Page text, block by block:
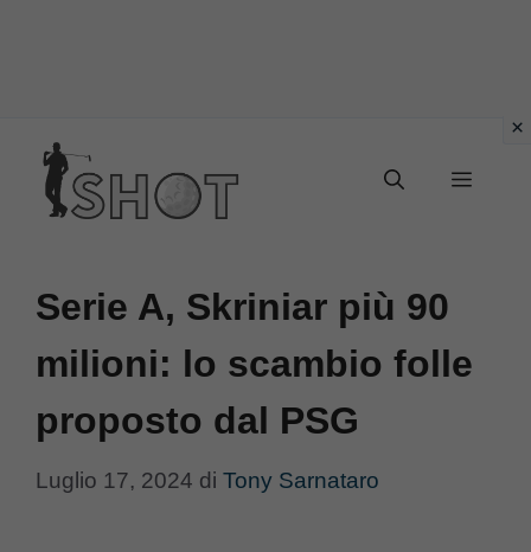
contenuto
Menu
Serie A, Skriniar più 90
milioni: lo scambio folle
proposto dal PSG
Luglio 17, 2024 di Tony Sarnataro